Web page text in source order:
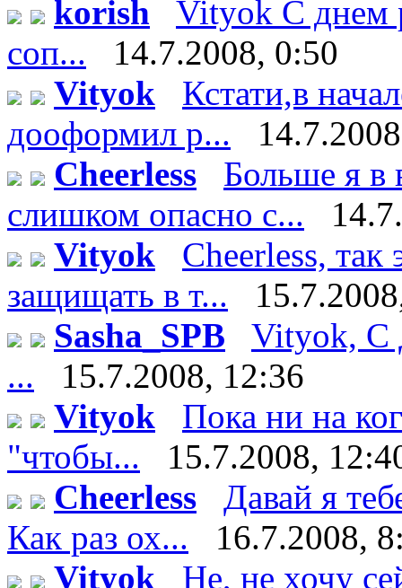
korish
Vityok С днем
соп...
14.7.2008, 0:50
Vityok
Кстати,в
дооформил р...
Cheerless
Больше я в
слишком опасно с...
Vityok
Cheerless,
защищать в т...
Sasha_SPB
Vityok, С
...
15.7.2008, 12:36
Vityok
Пока ни на
"чтобы...
15.7.2008,
Cheerless
Давай я
Как раз ох...
16.7.2008,
Vityok
Не, не хочу